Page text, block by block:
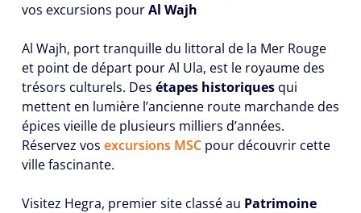
vos excursions pourAl Wajh
Al Wajh, port tranquille du littoral de la Mer Rouge
et point de départ pour Al Ula, est le royaume des
trésors culturels. Des étapes historiques qui
mettent en lumière l’ancienne route marchande des
épices vieille de plusieurs milliers d’années.
Réservez vos excursions MSC pour découvrir cette
ville fascinante.
Visitez Hegra, premier site classé au Patrimoine